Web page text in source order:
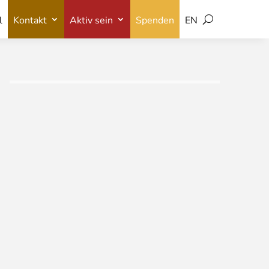
Kontakt Aktiv sein Spenden EN
Kontakt Aktiv sein Spenden EN